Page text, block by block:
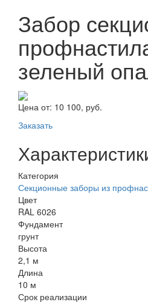
Забор
зеленый
Цена от: 10 100, руб.
Заказать
Категория
Секционные заборы из
Цвет
RAL 6026
Фундамент
грунт
Высота
2,1 м
Длина
10 м
Срок реализации